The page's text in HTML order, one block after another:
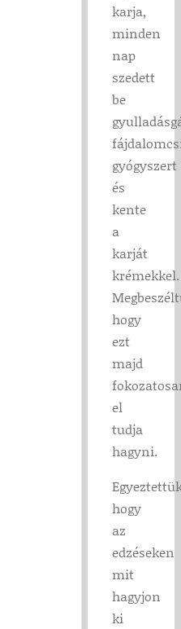
karja,
minden
nap
szedett
be
gyógyszert
és
kente
a
karját
krémekkel.
hogy
ezt
majd
el
tudja
hagyni.
hogy
az
edzéseken
mit
hagyjon
ki